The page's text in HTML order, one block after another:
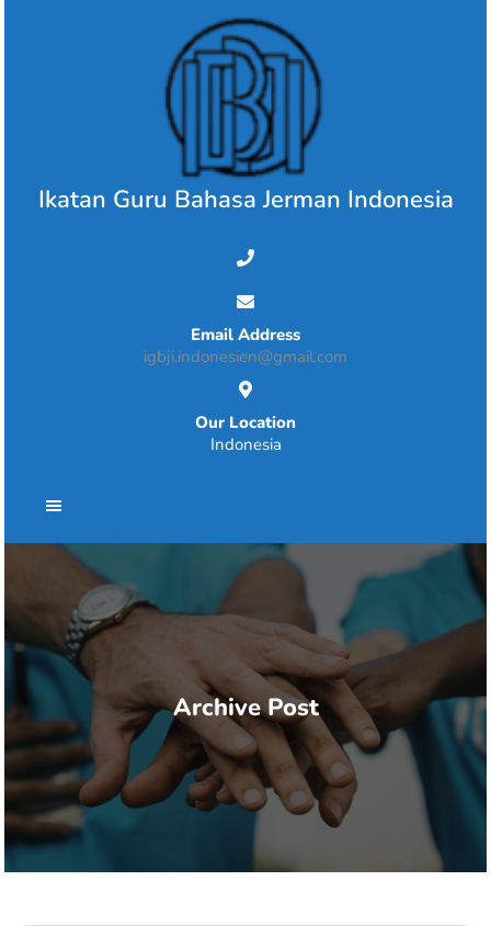
Ikatan Guru Bahasa Jerman Indonesia
Email Address
igbji.indonesien@gmail.com
Our Location
Indonesia
Archive Post